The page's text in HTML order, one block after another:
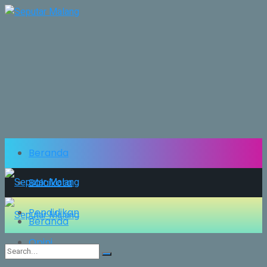
Beranda
Balaikota
Pendidikan
Opini
Beranda
Balaikota